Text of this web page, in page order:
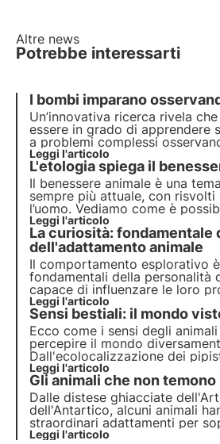
Altre news
Potrebbe interessarti
I bombi imparano
Un’innovativa ricerca rivela
essere in grado di apprendere
a problemi complessi
conspecifici più esperti.
la meravigliosa diversità del
animale.
Leggi l'articolo
L'etologia spiega il
Il benessere animale è una
sempre più attuale, con
l’uomo. Vediamo come è
misurarlo e migliorarlo,
il rispetto per gli animali, in
tenuti in condizione di cattività.
Leggi l'articolo
La curiosità: fondamentale
dell'adattamento animale
Il comportamento esplorativo
fondamentali della personalità
capace di influenzare le loro
sopravvivenza. Infatti pare che
mostrino diversi gradi di
la loro capacità di adattarsi a
Leggi l'articolo
Sensi bestiali: il mondo
Ecco come i sensi degli
percepire il mondo
Dall'ecolocalizzazione dei
delle api, esiste un’estrema
regno animale.
Leggi l'articolo
Gli animali che non
Dalle distese ghiacciate
dell'Antartico, alcuni animali
straordinari adattamenti per
condizioni estreme. In questo
Leggi l'articolo